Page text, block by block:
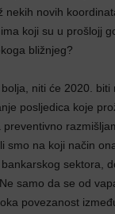
nekih novih
koji su u prošlojj
bližnjeg?
niti će 2020.
posljedica koje
smo na koji način
sektora,
samo da se od
povezanost